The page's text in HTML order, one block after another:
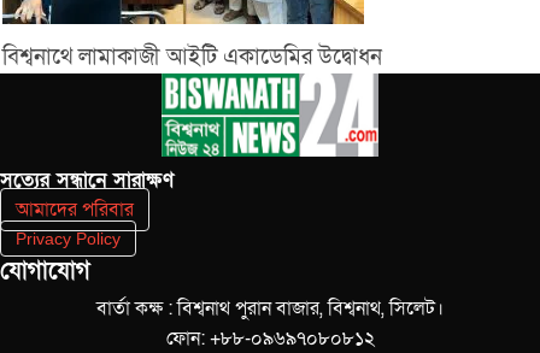
বিশ্বনাথে লামাকাজী আইটি একাডেমির উদ্বোধন
সত‌্যের সন্ধানে সারাক্ষণ
আমাদের পরিবার
Privacy Policy
যোগাযোগ
বার্তা কক্ষ : বিশ্বনাথ পুরান বাজার, বিশ্বনাথ, সিলেট।
ফোন: +৮৮-০৯৬৯৭০৮০৮১২